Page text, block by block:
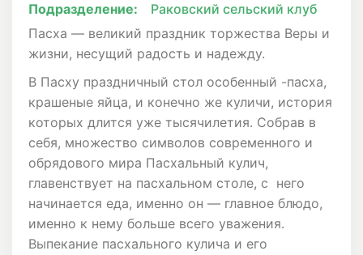
Подразделение:
Раковский сельский клуб
Пасха — великий праздник торжества Веры и
жизни, несущий радость и надежду.
В Пасху праздничный стол особенный -пасха,
крашеные яйца, и конечно же куличи, история
которых длится уже тысячилетия. Собрав в
себя, множество символов современного и
обрядового мира Пасхальный кулич,
главенствует на пасхальном столе, с него
начинается еда, именно он — главное блюдо,
именно к нему больше всего уважения.
Выпекание пасхального кулича и его